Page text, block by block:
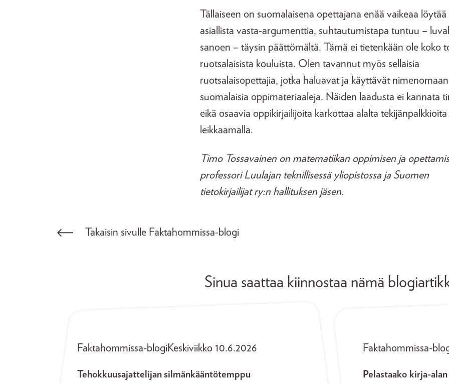
Tällaiseen on suomalaisena opettajana enää vaikeaa löytää
asiallista vasta-argumenttia, suhtautumistapa tuntuu –
sanoen – täysin päättömältä. Tämä ei tietenkään ole koko
ruotsalaisista kouluista. Olen tavannut myös sellaisia
ruotsalaisopettajia, jotka haluavat ja käyttävät nimenomaan
suomalaisia oppimateriaaleja. Näiden laadusta ei kannata
eikä osaavia oppikirjailijoita karkottaa alalta tekijänpalkkioita
leikkaamalla.
Timo Tossavainen on matematiikan oppimisen ja
professori Luulajan teknillisessä yliopistossa ja Suomen
tietokirjailijat ry:n hallituksen jäsen.
Takaisin sivulle Faktahommissa-blogi
Sinua saattaa kiinnostaa nämä
Faktahommissa-blogiKeskiviikko 10.6.2026
Tehokkuusajattelijan silmänkääntötemppu
Faktahommissa-
Pelastaako kirja-